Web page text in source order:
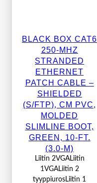
BLACK BOX CAT6
250-MHZ
STRANDED
ETHERNET
PATCH CABLE –
SHIELDED
(S/FTP), CM PVC,
MOLDED
SLIMLINE BOOT,
GREEN, 10-FT.
(3.0-M)
Liitin 2VGALiitin
1VGALiitin 2
tyyppiurosLiitin 1